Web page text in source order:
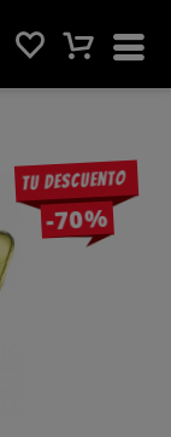
Tu descuento
-70%